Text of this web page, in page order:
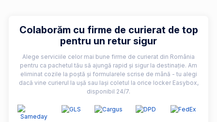
Colaborăm cu firme de curierat de top
pentru un retur sigur
Alege serviciile celor mai bune firme de curierat din România
pentru ca pachetul tău să ajungă rapid și sigur la destinație. Am
eliminat cozile la poștă și formularele scrise de mână - tu alegi
dacă vine curierul la ușă sau lași coletul la orice locker Easybox,
disponibil 24/7.